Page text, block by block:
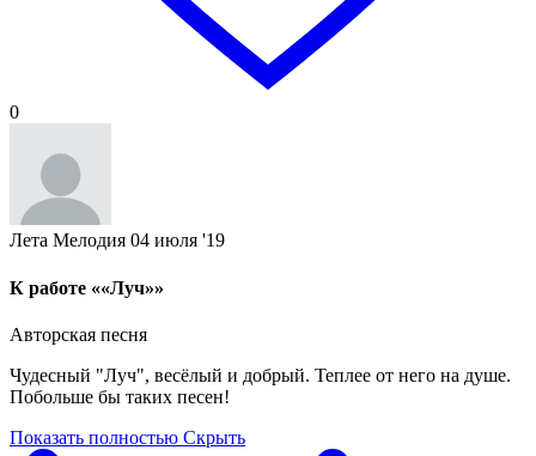
0
Лета Мелодия 04 июля '19
К работе ««Луч»»
Авторская песня
Чудесный "Луч", весёлый и добрый. Теплее от него на душе.
Побольше бы таких песен!
Показать полностью Скрыть